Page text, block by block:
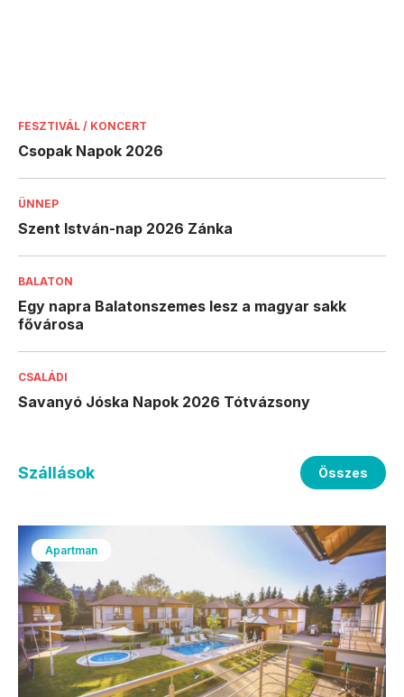
FESZTIVÁL / KONCERT
Csopak Napok 2026
ÜNNEP
Szent István-nap 2026 Zánka
BALATON
Egy napra Balatonszemes lesz a magyar sakk
fővárosa
CSALÁDI
Savanyó Jóska Napok 2026 Tótvázsony
Szállások Összes
Apartman